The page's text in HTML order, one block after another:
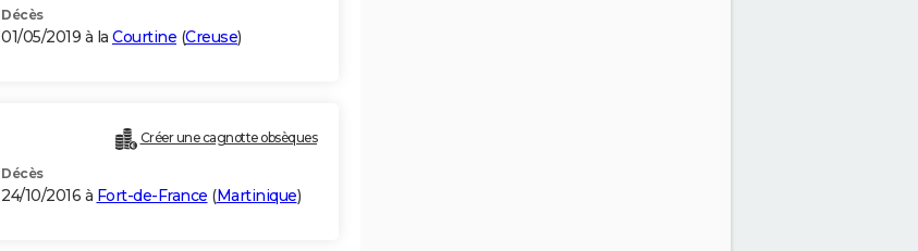
Décès
01/05/2019 à la Courtine (Creuse)
Créer une cagnotte obsèques
Décès
24/10/2016 à Fort-de-France (Martinique)